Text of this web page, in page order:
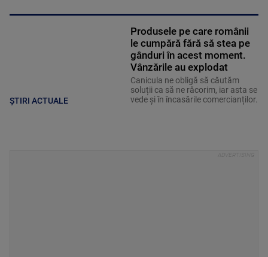
ȘTIRI ACTUALE
Produsele pe care românii
le cumpără fără să stea pe
gânduri în acest moment.
Vânzările au explodat
Canicula ne obligă să căutăm
soluții ca să ne răcorim, iar asta se
vede și în încasările comercianților.